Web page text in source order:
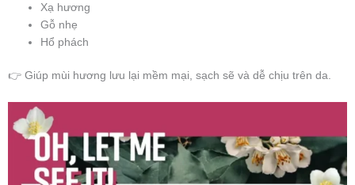
Xạ hương
Gỗ nhẹ
Hổ phách
👉 Giúp mùi hương lưu lại mềm mại, sạch sẽ và dễ chịu trên da.